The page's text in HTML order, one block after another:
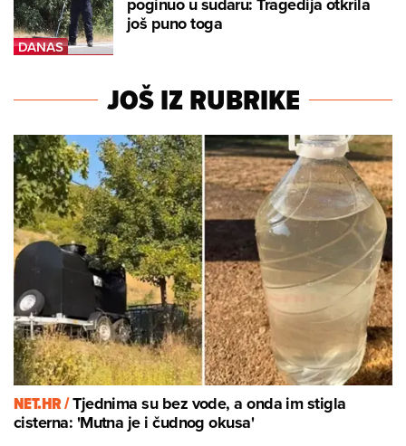
još puno toga
JOŠ IZ RUBRIKE
NET.HR /Tjednima su bez vode, a onda im stigla
cisterna: 'Mutna je i čudnog okusa'